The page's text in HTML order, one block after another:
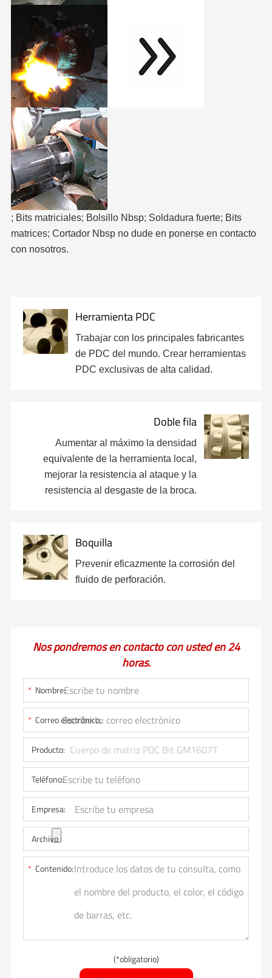
; Bits matriciales; Bolsillo Nbsp; Soldadura fuerte; Bits
matrices; Cortador Nbsp no dude en ponerse en contacto
con nosotros.
Herramienta PDC
Trabajar con los principales fabricantes
de PDC del mundo. Crear herramientas
PDC exclusivas de alta calidad.
Doble fila
Aumentar al máximo la densidad
equivalente de la herramienta local,
mejorar la resistencia al ataque y la
resistencia al desgaste de la broca.
Boquilla
Prevenir eficazmente la corrosión del
fluido de perforación.
Nos pondremos en contacto con usted en 24
horas.
* Nombre:
* Correo electrónico:
Producto:
Teléfono:
Empresa:
Archivo :
* Contenido:
(*obligatorio)